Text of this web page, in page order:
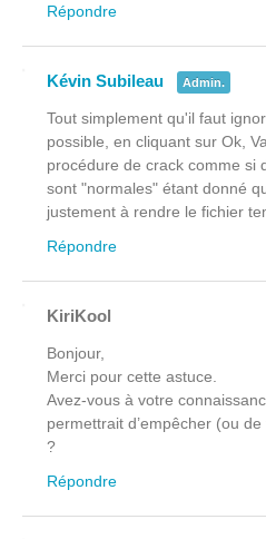
Répondre
Kévin Subileau Admin.
Tout simplement qu'il faut
possible, en cliquant sur Ok,
procédure de crack comme si
sont "normales" étant donné
justement à rendre le fichier
Répondre
KiriKool
Bonjour,
Merci pour cette astuce.
Avez-vous à votre
permettrait d’empêcher (ou
?
Répondre